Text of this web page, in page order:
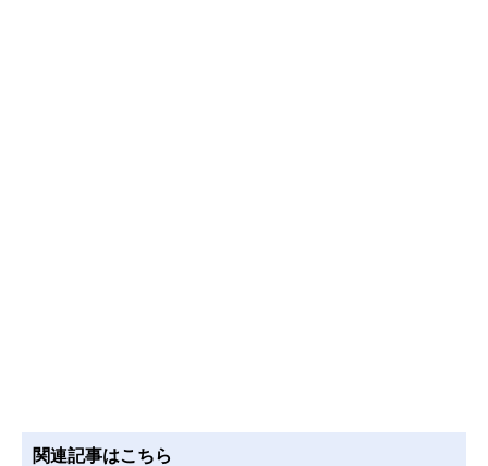
関連記事はこちら